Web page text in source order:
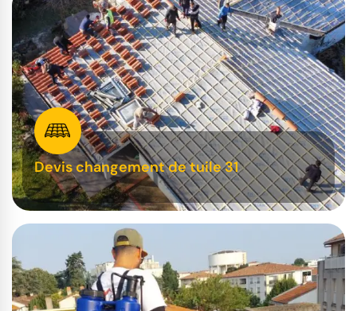
Devis changement de tuile 31